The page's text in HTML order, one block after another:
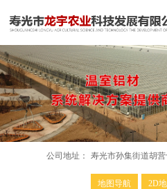
公司地址： 寿光市孙集街道胡
地图导航 2D